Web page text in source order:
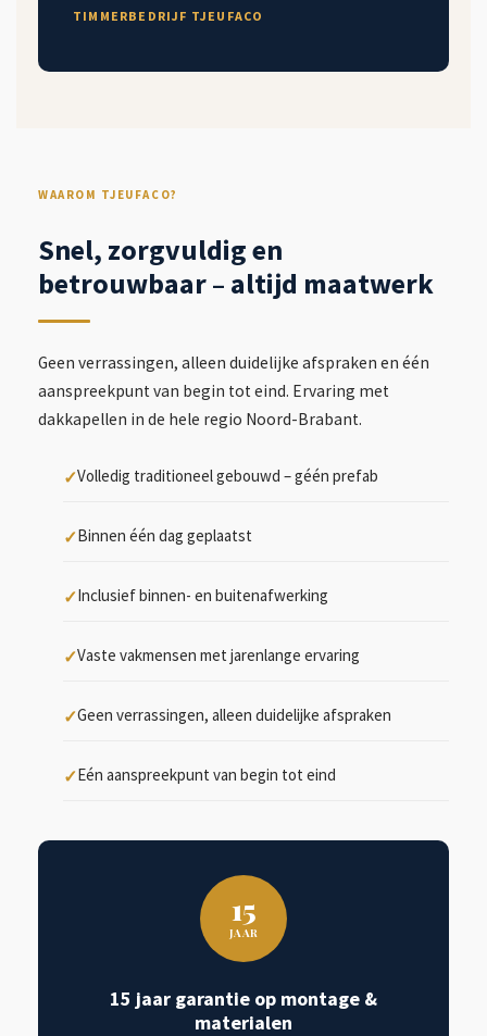
TIMMERBEDRIJF TJEUFACO
WAAROM TJEUFACO?
Snel, zorgvuldig en
betrouwbaar – altijd maatwerk
Geen verrassingen, alleen duidelijke afspraken en één
aanspreekpunt van begin tot eind. Ervaring met
dakkapellen in de hele regio Noord-Brabant.
Volledig traditioneel gebouwd – géén prefab
Binnen één dag geplaatst
Inclusief binnen- en buitenafwerking
Vaste vakmensen met jarenlange ervaring
Geen verrassingen, alleen duidelijke afspraken
Eén aanspreekpunt van begin tot eind
15
JAAR
15 jaar garantie op montage &
materialen